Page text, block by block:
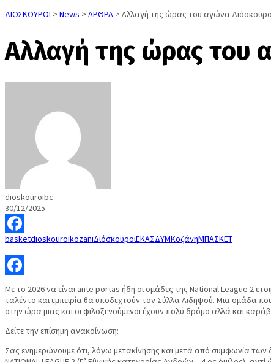
ΔΙΟΣΚΟΥΡΟΙ > News > ΑΡΘΡΑ > Αλλαγή της ώρας του αγώνα
Αλλαγή της ώρας του
dioskouroibc
30/12/2025
Facebook
basketdioskouroikozaniΔιόσκουροιΕΚΑΣΔΥΜΚοζάνηΜΠΑΣΚΕΤ
Facebook
Με το 2026 να είναι ante portas ήδη οι ομάδες της National League 2
ταλέντο και εμπειρία θα υποδεχτούν τον Σύλλα Αιδηψού. Μια ομάδα
στην ώρα μιας και οι φιλοξενούμενοι έχουν πολύ δρόμο αλλά και
Δείτε την επίσημη ανακοίνωση:
Σας ενημερώνουμε ότι, λόγω μετακίνησης και μετά από συμφωνία